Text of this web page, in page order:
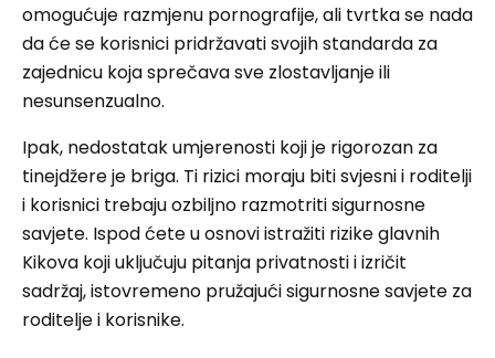
omogućuje razmjenu pornografije, ali tvrtka se nada
da će se korisnici pridržavati svojih standarda za
zajednicu koja sprečava sve zlostavljanje ili
nesunsenzualno.
Ipak, nedostatak umjerenosti koji je rigorozan za
tinejdžere je briga. Ti rizici moraju biti svjesni i roditelji
i korisnici trebaju ozbiljno razmotriti sigurnosne
savjete. Ispod ćete u osnovi istražiti rizike glavnih
Kikova koji uključuju pitanja privatnosti i izričit
sadržaj, istovremeno pružajući sigurnosne savjete za
roditelje i korisnike.